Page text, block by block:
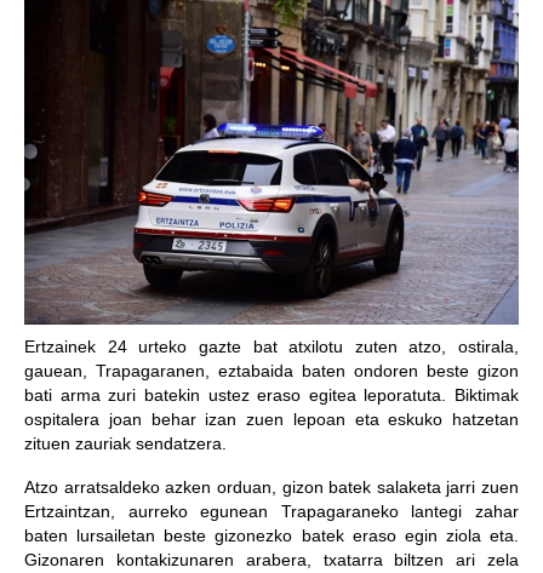
Ertzainek 24 urteko gazte bat atxilotu zuten atzo, ostirala,
gauean, Trapagaranen, eztabaida baten ondoren beste gizon
bati arma zuri batekin ustez eraso egitea leporatuta. Biktimak
ospitalera joan behar izan zuen lepoan eta eskuko hatzetan
zituen zauriak sendatzera.
Atzo arratsaldeko azken orduan, gizon batek salaketa jarri zuen
Ertzaintzan, aurreko egunean Trapagaraneko lantegi zahar
baten lursailetan beste gizonezko batek eraso egin ziola eta.
Gizonaren kontakizunaren arabera, txatarra biltzen ari zela